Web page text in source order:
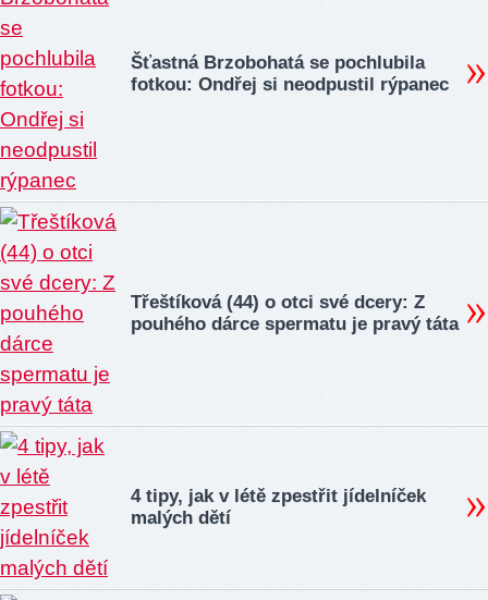
Šťastná Brzobohatá se pochlubila
fotkou: Ondřej si neodpustil rýpanec
Třeštíková (44) o otci své dcery: Z
pouhého dárce spermatu je pravý táta
4 tipy, jak v létě zpestřit jídelníček
malých dětí